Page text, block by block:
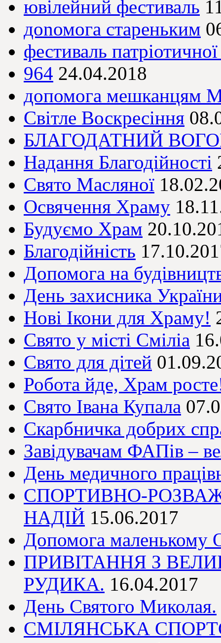
ювілейний фестиваль
доnомога стареньким
фестиваль патріотичної
964 24.04.2018
допомога мешканцям
Світле Воскресіння
БЛАГОДАТНИЙ
Надання Благодійності
Свято Масляної
Освячення Храму
Будуємо Храм
Благодійність
Допомога на
День захисника
Нові Ікони для Храму!
Свято у місті Сміліа
Свято для дітей
Робота йде, Храм
Свято Івана Купала
Скарбничка добрих
Завідувачам ФАПів –
День медичного
СПОРТИВНО-
НАДІЙ 15.06.2017
Допомога маленькому
ПРИВІТАННЯ З
РУДИКА. 16.04.2017
День Святого Миколая.
СМІЛЯНСЬКА